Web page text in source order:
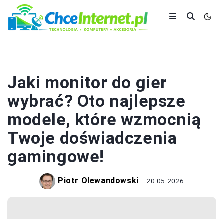
Jaki monitor do gier
wybrać? Oto najlepsze
modele, które wzmocnią
Twoje doświadczenia
gamingowe!
Piotr Olewandowski 20.05.2026